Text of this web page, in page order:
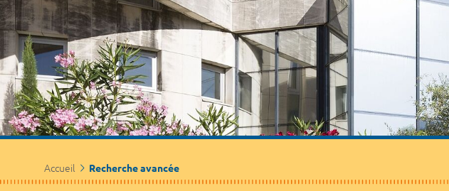
Accueil Recherche avancée